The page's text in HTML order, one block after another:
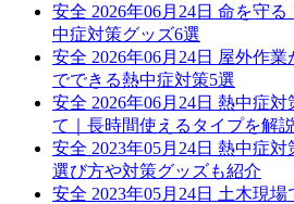
安全 2026年06月24日 命を守る
中症対策グッズ6選
安全 2026年06月24日 屋外作業
でできる熱中症対策5選
安全 2026年06月24日 熱中症対
て｜長時間使えるタイプを解説
安全 2023年05月24日 熱中症対
選び方や対策グッズも紹介
安全 2023年05月24日 土木現場